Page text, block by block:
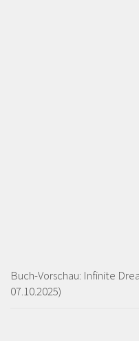
Buch-Vorschau: Infinite
07.10.2025)